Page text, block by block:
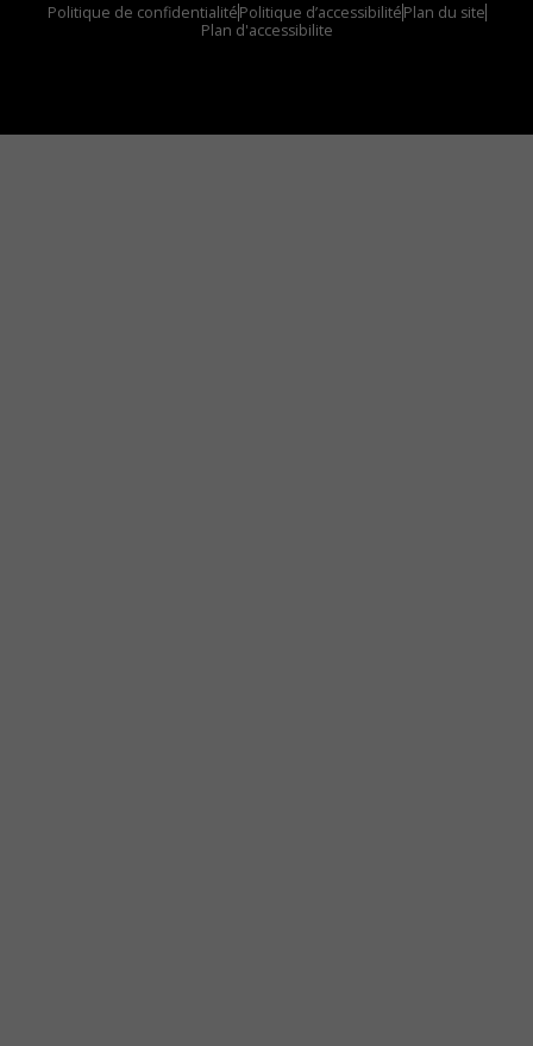
Politique de confidentialitéPolitique d’accessibilitéPlan du site
Plan d'accessibilite